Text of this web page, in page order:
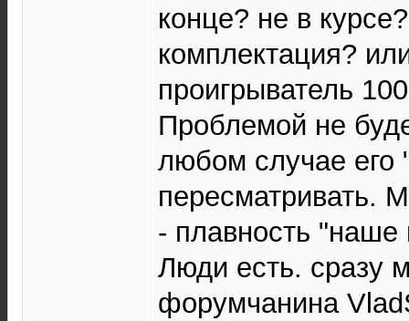
конце? не в
комплектация?
проигрыватель
Проблемой не
любом случае его
пересматривать.
- плавность "наше
Люди есть. сразу
форумчанина